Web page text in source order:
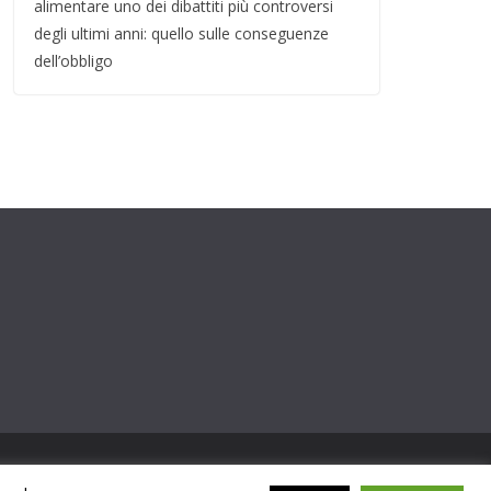
alimentare uno dei dibattiti più controversi
degli ultimi anni: quello sulle conseguenze
dell’obbligo